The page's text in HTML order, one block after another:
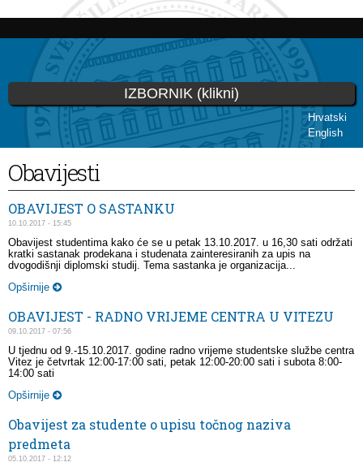
Skip to
content
Hrvatski
English
IZBORNIK (klikni)
You are here
Obavijesti
OBAVIJEST O SASTANKU
10.10.2017 - 15:45
Obavijest studentima kako će se u petak 13.10.2017. u 16,30 sati održati
kratki sastanak prodekana i studenata zainteresiranih za upis na
dvogodišnji diplomski studij. Tema sastanka je organizacija...
Opširnije
OBAVIJEST - RADNO VRIJEME CENTRA U VITEZU
09.10.2017 - 07:56
U tjednu od 9.-15.10.2017. godine radno vrijeme studentske službe centra
Vitez je četvrtak 12:00-17:00 sati, petak 12:00-20:00 sati i subota 8:00-
14:00 sati
Opširnije
Obavijest za studente o upisu točnog naziva
predmeta
05.10.2017 - 12:12